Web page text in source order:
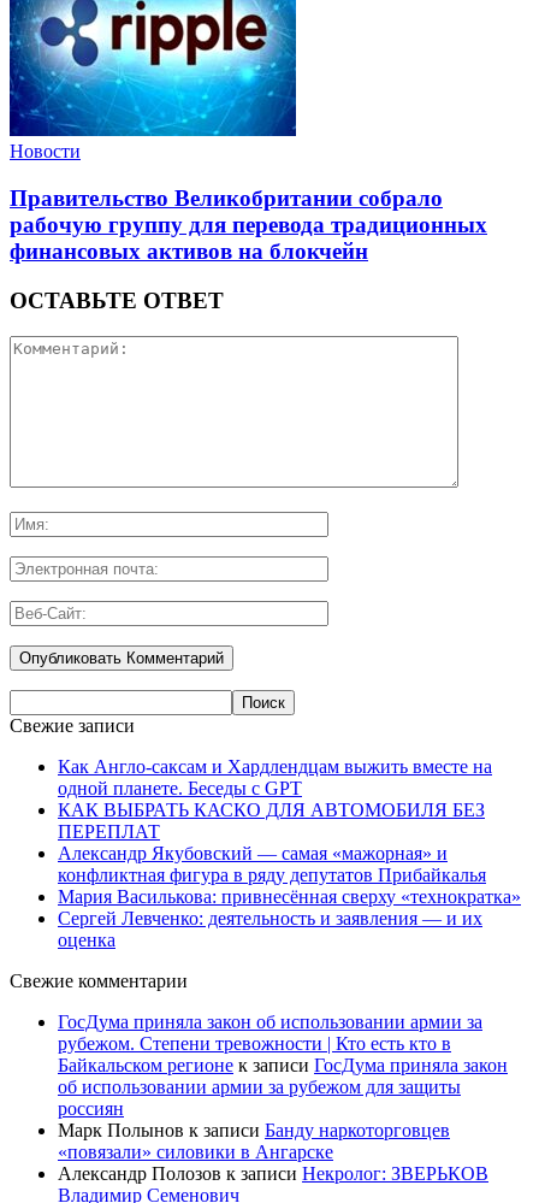
Новости
Правительство Великобритании собрало
рабочую группу для перевода традиционных
финансовых активов на блокчейн
ОСТАВЬТЕ ОТВЕТ
Свежие записи
Как Англо-саксам и Хардлендцам выжить вместе на
одной планете. Беседы с GPT
КАК ВЫБРАТЬ КАСКО ДЛЯ АВТОМОБИЛЯ БЕЗ
ПЕРЕПЛАТ
Александр Якубовский — самая «мажорная» и
конфликтная фигура в ряду депутатов Прибайкалья
Мария Василькова: привнесённая сверху «технократка»
Сергей Левченко: деятельность и заявления — и их
оценка
Свежие комментарии
ГосДума приняла закон об использовании армии за
рубежом. Степени тревожности | Кто есть кто в
Байкальском регионе к записи ГосДума приняла закон
об использовании армии за рубежом для защиты
россиян
Марк Полынов к записи Банду наркоторговцев
«повязали» силовики в Ангарске
Александр Полозов к записи Некролог: ЗВЕРЬКОВ
Владимир Семенович